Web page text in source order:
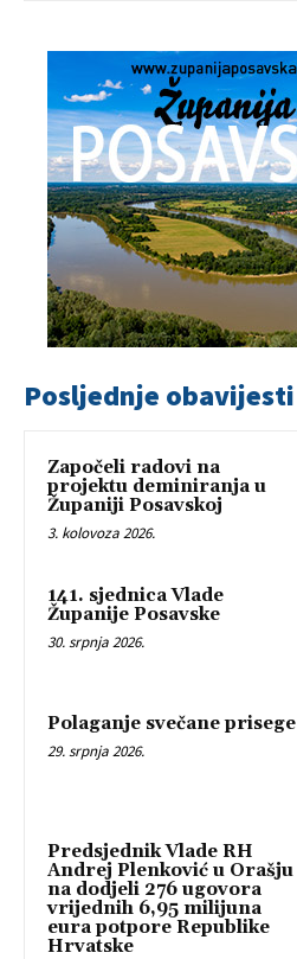
Posljednje obavijesti
Započeli radovi na
projektu deminiranja u
Županiji Posavskoj
3. kolovoza 2026.
141. sjednica Vlade
Županije Posavske
30. srpnja 2026.
Polaganje svečane prisege
29. srpnja 2026.
Predsjednik Vlade RH
Andrej Plenković u Orašju
na dodjeli 276 ugovora
vrijednih 6,95 milijuna
eura potpore Republike
Hrvatske